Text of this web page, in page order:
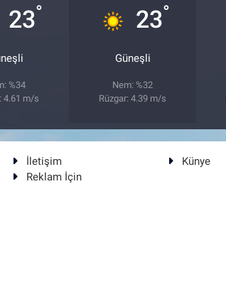
23°
%34
4.61 m/s
23°
Güneşli
Nem: %32
Rüzgar: 4.39 m/s
İletişim
Künye
Reklam İçin